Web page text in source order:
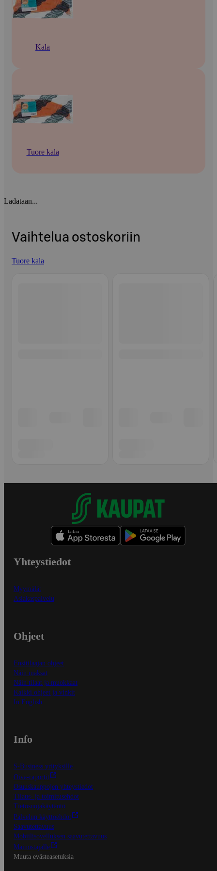
Kala
Tuore kala
Ladataan...
Vaihtelua ostoskoriin
Tuore kala
Yhteystiedot
Myymälät
Asiakaspalvelu
Ohjeet
Ensitilaajan ohjeet
Näin maksat
Näin tilaat ja muokkaat
Kaikki ohjeet ja vinkit
In English
Info
S-Business yrityksille
Oiva-raportit
Osuuskauppojen yhteystiedot
Tilaus- ja toimitusehdot
Tietosuojakäytäntö
Palvelun käyttöehdot
Saavutettavuus
Mobiilisovelluksen saavutettavuus
Mainostajalle
Muuta evästeasetuksia